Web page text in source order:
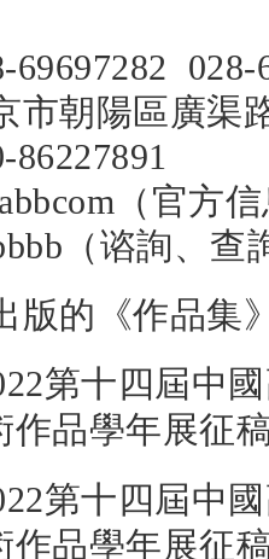
028-
市朝陽區廣渠
（官方
（谘詢、查
版的《作品集